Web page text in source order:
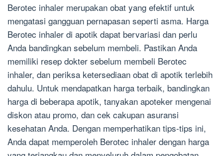
Berotec inhaler merupakan obat yang efektif untuk
mengatasi gangguan pernapasan seperti asma. Harga
Berotec inhaler di apotik dapat bervariasi dan perlu
Anda bandingkan sebelum membeli. Pastikan Anda
memiliki resep dokter sebelum membeli Berotec
inhaler, dan periksa ketersediaan obat di apotik terlebih
dahulu. Untuk mendapatkan harga terbaik, bandingkan
harga di beberapa apotik, tanyakan apoteker mengenai
diskon atau promo, dan cek cakupan asuransi
kesehatan Anda. Dengan memperhatikan tips-tips ini,
Anda dapat memperoleh Berotec inhaler dengan harga